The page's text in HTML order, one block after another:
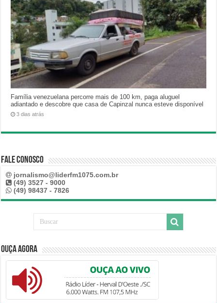
Família venezuelana percorre mais de 100 km, paga aluguel
adiantado e descobre que casa de Capinzal nunca esteve disponível
3 dias atrás
Fale Conosco
jornalismo@liderfm1075.com.br
(49) 3527 - 9000
(49) 98437 - 7826
Ouça Agora